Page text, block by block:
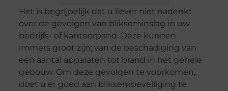
Het is begrijpelijk dat u liever niet nadenkt
over de gevolgen van blikseminslag in uw
bedrijfs- of kantoorpand. Deze kunnen
immers groot zijn; van de beschadiging van
een aantal apparaten tot brand in het gehele
gebouw. Om deze gevolgen te voorkomen,
doet u er goed aan bliksembeveiliging te